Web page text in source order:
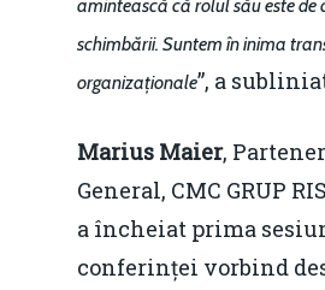
amintească că rolul său este
schimbării. Suntem în inima
organizaționale”, a
Marius Maier,
General, CMC GRUP
a încheiat prima
conferinței vorbind